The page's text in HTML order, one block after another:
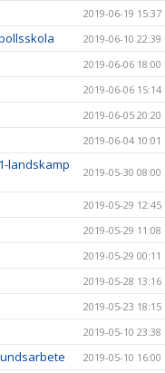
2019-06-19 15:37
2019-06-10 22:39
2019-06-06 18:00
2019-06-06 15:14
2019-06-05 20:20
2019-06-04 10:01
landskamp
2019-05-30 08:00
2019-05-29 12:45
2019-05-29 11:08
2019-05-29 00:11
2019-05-28 13:16
2019-05-23 18:15
2019-05-10 23:38
2019-05-10 16:00